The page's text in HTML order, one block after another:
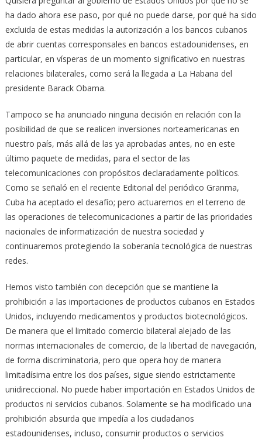
ha dado ahora ese paso, por qué no puede darse, por qué ha sido
excluida de estas medidas la autorización a los bancos cubanos
de abrir cuentas corresponsales en bancos estadounidenses, en
particular, en vísperas de un momento significativo en nuestras
relaciones bilaterales, como será la llegada a La Habana del
presidente Barack Obama.
Tampoco se ha anunciado ninguna decisión en relación con la
posibilidad de que se realicen inversiones norteamericanas en
nuestro país, más allá de las ya aprobadas antes, no en este
último paquete de medidas, para el sector de las
telecomunicaciones con propósitos declaradamente políticos.
Como se señaló en el reciente Editorial del periódico Granma,
Cuba ha aceptado el desafío; pero actuaremos en el terreno de
las operaciones de telecomunicaciones a partir de las prioridades
nacionales de informatización de nuestra sociedad y
continuaremos protegiendo la soberanía tecnológica de nuestras
redes.
Hemos visto también con decepción que se mantiene la
prohibición a las importaciones de productos cubanos en Estados
Unidos, incluyendo medicamentos y productos biotecnológicos.
De manera que el limitado comercio bilateral alejado de las
normas internacionales de comercio, de la libertad de navegación,
de forma discriminatoria, pero que opera hoy de manera
limitadísima entre los dos países, sigue siendo estrictamente
unidireccional. No puede haber importación en Estados Unidos de
productos ni servicios cubanos. Solamente se ha modificado una
prohibición absurda que impedía a los ciudadanos
estadounidenses, incluso, consumir productos o servicios